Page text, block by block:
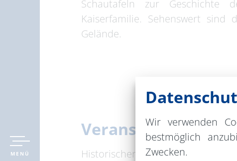
MENÜ
Schautafeln zur Geschichte
Kaiserfamilie. Sehenswert sind
Gelände.
Veranstaltungsort
Historischer Kaiserbahnhof
Wir verwenden
bestmöglich
Zwecken.